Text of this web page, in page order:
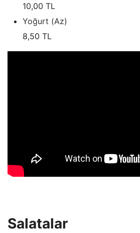
10,00 TL
Yoğurt (Az)
8,50 TL
Salatalar